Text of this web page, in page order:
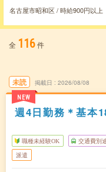
時給1150円以上・ 1800円以上の求人
当サイトでは法令を遵守し、最低
名古屋市昭和区 / 時給900円以上
全 116件
未読
NEW
掲載日 2026/08/08
週4日勤務＊基本
職種未経験OK 交通費別
派遣